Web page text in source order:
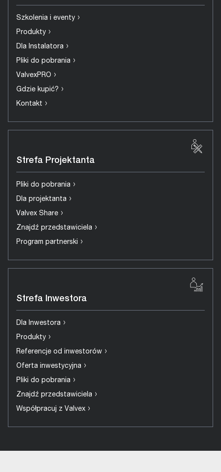
Szkolenia i eventy ›
Produkty ›
Dla Instalatora ›
Pliki do pobrania ›
ValvexPRO ›
Gdzie kupić? ›
Kontakt ›
Strefa Projektanta
Pliki do pobrania ›
Dla projektanta ›
Valvex Share ›
Znajdź przedstawiciela ›
Program partnerski ›
Strefa Inwestora
Dla Inwestora ›
Produkty ›
Referencje od inwestorów ›
Oferta inwestycyjna ›
Pliki do pobrania ›
Znajdź przedstawiciela ›
Współpracuj z Valvex ›